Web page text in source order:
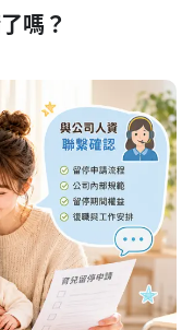
嗎？